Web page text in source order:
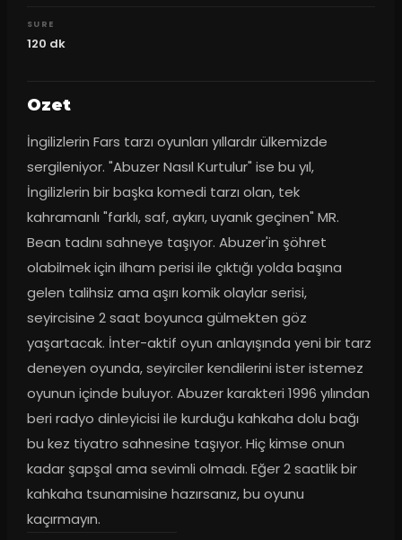
SURE
120 dk
Ozet
İngilizlerin Fars tarzı oyunları yıllardır ülkemizde
sergileniyor. "Abuzer Nasıl Kurtulur" ise bu yıl,
İngilizlerin bir başka komedi tarzı olan, tek
kahramanlı "farklı, saf, aykırı, uyanık geçinen" MR.
Bean tadını sahneye taşıyor. Abuzer'in şöhret
olabilmek için ilham perisi ile çıktığı yolda başına
gelen talihsiz ama aşırı komik olaylar serisi,
seyircisine 2 saat boyunca gülmekten göz
yaşartacak. İnter-aktif oyun anlayışında yeni bir tarz
deneyen oyunda, seyirciler kendilerini ister istemez
oyunun içinde buluyor. Abuzer karakteri 1996 yılından
beri radyo dinleyicisi ile kurduğu kahkaha dolu bağı
bu kez tiyatro sahnesine taşıyor. Hiç kimse onun
kadar şapşal ama sevimli olmadı. Eğer 2 saatlik bir
kahkaha tsunamisine hazırsanız, bu oyunu
kaçırmayın.